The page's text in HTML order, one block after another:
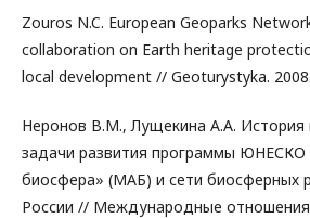
Zouros N.C. European Geoparks
collaboration on Earth heritage
local development // Geoturystyka.
Неронов В.М., Лущекина А.А. История
задачи развития программы ЮНЕСКО
биосфера» (МАБ) и сети биосферных
России // Международные